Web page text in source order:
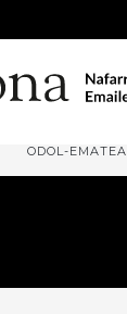
ODOL-EMATEA